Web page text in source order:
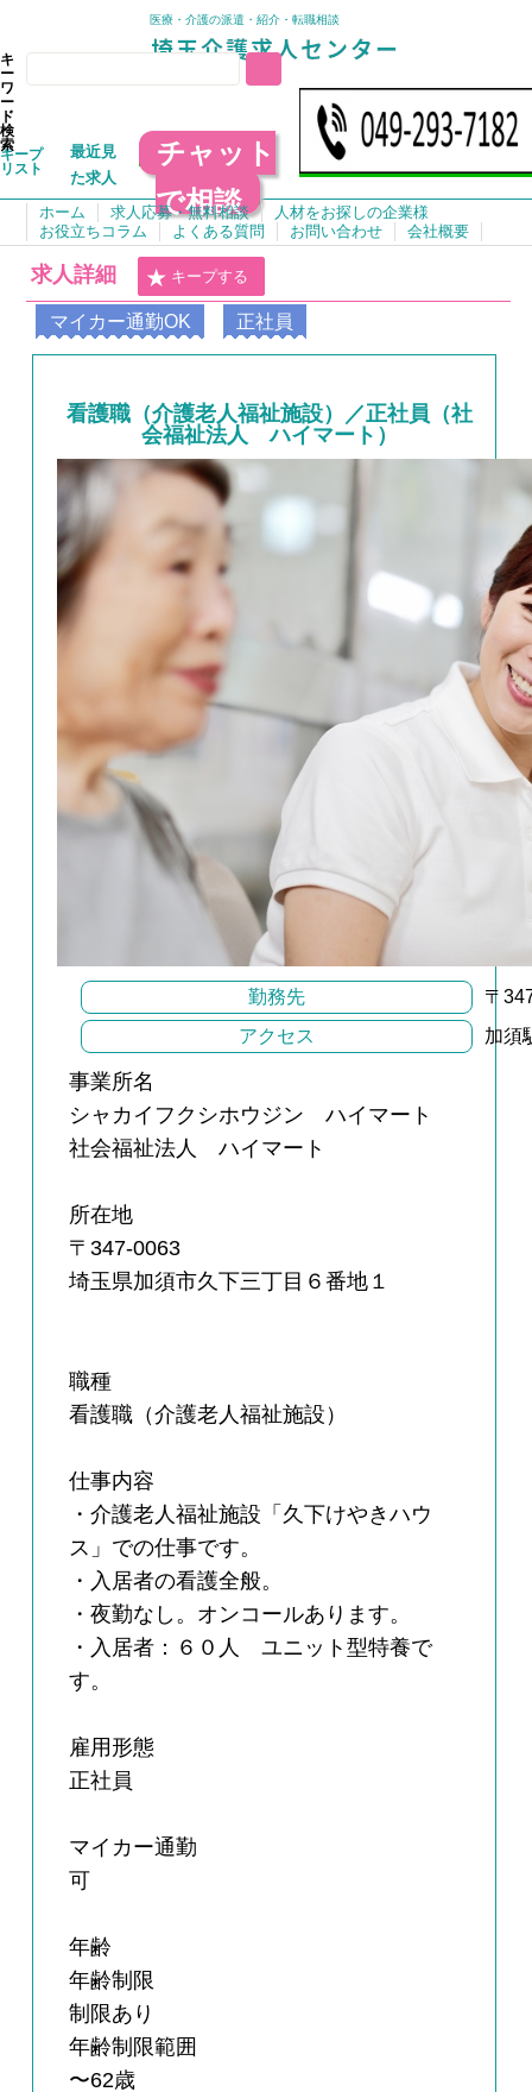
医療・介護の派遣・紹介・転職相談
キ
ー
ワ
ー
ド
検
索
キープ
リスト
最近見
た求人
チャット
で相談
ホーム 求人応募・無料相談
人材をお探しの企業様
お役立ちコラム
よくある質問 お問い合わせ 会社概要
求人詳細 キープする
マイカー通勤OK 正社員
看護職（介護老人福祉施設）／正社員（社
会福祉法人 ハイマート）
勤務先
〒
アクセス
加須
事業所名
シャカイフクシホウジン ハイマート
社会福祉法人 ハイマート
所在地
〒347-0063
埼玉県加須市久下三丁目６番地１
職種
看護職（介護老人福祉施設）
仕事内容
・介護老人福祉施設「久下けやきハウ
ス」での仕事です。
・入居者の看護全般。
・夜勤なし。オンコールあります。
・入居者：６０人 ユニット型特養で
す。
雇用形態
正社員
マイカー通勤
可
年齢
年齢制限
制限あり
年齢制限範囲
〜62歳